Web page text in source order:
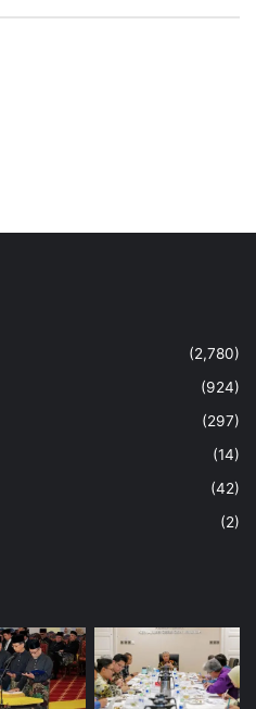
(2,780)
(924)
(297)
(14)
(42)
(2)